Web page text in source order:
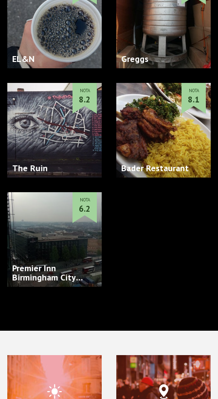
EL&N Greggs
The Ruin
NOTA
8.2
Bader Restaurant
NOTA
8.1
Premier Inn
Birmingham City
Centre (Exchange
NOTA
6.2